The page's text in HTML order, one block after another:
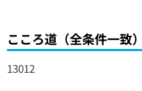
こころ道（全条件一致）
13012